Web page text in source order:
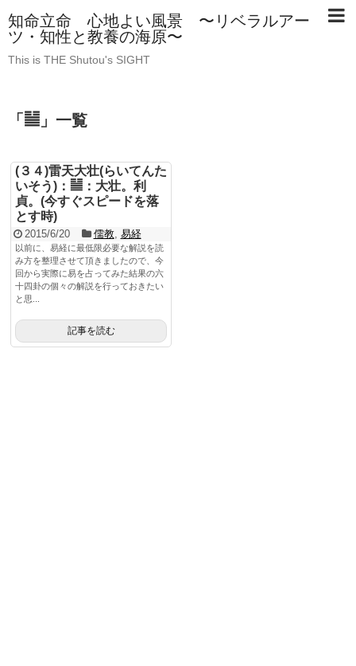
知命立命 心地よい風景 〜リベラルアー
ツ・知性と教養の海原〜
This is THE Shutou's SIGHT
「 ䷡ 」 一覧
(３４)雷天大壮(らいてんた
いそう)：䷡：大壮。利
貞。(今すぐスピードを落
とす時)
2015/6/20 儒教, 易経
以前に、易経に最低限必要な解説を読
み方を整理させて頂きましたので、今
回から実際に易を占ってみた結果の六
十四卦の個々の解説を行っておきたい
と思...
記事を読む